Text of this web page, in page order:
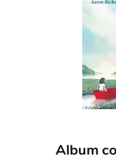
Album